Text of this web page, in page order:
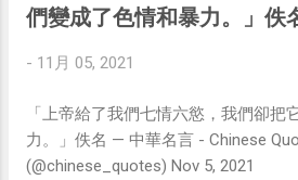
們變成了色情和暴力。」佚
- 11月 05, 2021
「上帝給了我們七情六慾，我們卻把
力。」佚名 — 中華名言 - Chinese
(@chinese_quotes) Nov 5, 2021